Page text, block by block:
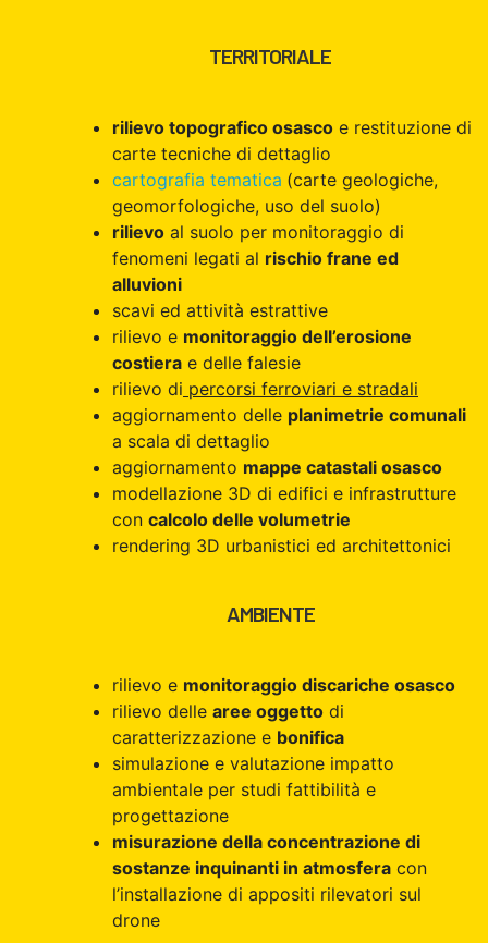
TERRITORIALE
rilievo topografico osasco e restituzione di
carte tecniche di dettaglio
cartografia tematica (carte geologiche,
geomorfologiche, uso del suolo)
rilievo al suolo per monitoraggio di
fenomeni legati al rischio frane ed
alluvioni
scavi ed attività estrattive
rilievo e monitoraggio dell’erosione
costiera e delle falesie
rilievo di percorsi ferroviari e stradali
aggiornamento delle planimetrie comunali
a scala di dettaglio
aggiornamento mappe catastali osasco
modellazione 3D di edifici e infrastrutture
con calcolo delle volumetrie
rendering 3D urbanistici ed architettonici
AMBIENTE
rilievo e monitoraggio discariche osasco
rilievo delle aree oggetto di
caratterizzazione e bonifica
simulazione e valutazione impatto
ambientale per studi fattibilità e
progettazione
misurazione della concentrazione di
sostanze inquinanti in atmosfera con
l’installazione di appositi rilevatori sul
drone